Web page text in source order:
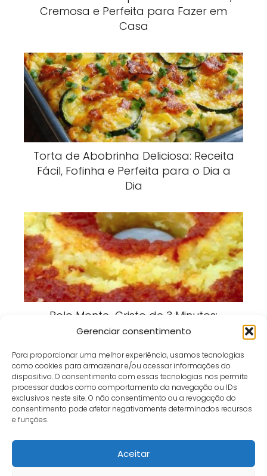
Gerenciar consentimento
Para proporcionar uma melhor experiência, usamos tecnologias
como cookies para armazenar e/ou acessar informações do
dispositivo. O consentimento com essas tecnologias nos permite
processar dados como comportamento da navegação ou IDs
exclusivos neste site. O não consentimento ou a revogação do
consentimento pode afetar negativamente determinados recursos
e funções.
Aceitar
Cremosa e Perfeita para Fazer em
Casa
Torta de Abobrinha Deliciosa: Receita
Fácil, Fofinha e Perfeita para o Dia a
Dia
Bolo Monte-Cristo de 3 Minutos:
Receita Rápida, Fofinha e Perfeita
Café e Gol receita
Sobremesa Perfeita para a Páscoa: Receita Cremosa e
Irresistível para Surpreender a Família
Política de Privacidade
Sobre
Fale Conosco